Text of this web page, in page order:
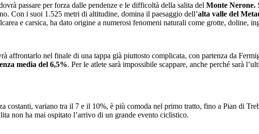
passare per forza dalle pendenze e le difficoltà della salita del Monte Nerone.
Con i suoi 1.525 metri di altitudine, domina il paesaggio dell’alta valle del
e carsica, ha dato origine a numerosi fenomeni naturali come grotte, doline,
affrontarlo nel finale di una tappa già piuttosto complicata, con partenza da
media del 6,5%. Per le atlete sarà impossibile scappare, anche perché sarà
costanti, variano tra il 7 e il 10%, è più comoda nel primo tratto, fino a Pian di
non ha mai ospitato l’arrivo di un grande evento ciclistico.